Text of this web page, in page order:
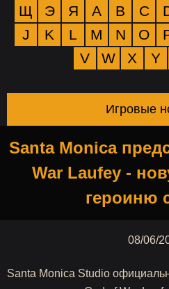
Щ
Э Я A B C
J
K L M N O
V
W X Y
Игровые
Santa Monica
War Laufey -
героиню
08/06/
Santa Monica Studio